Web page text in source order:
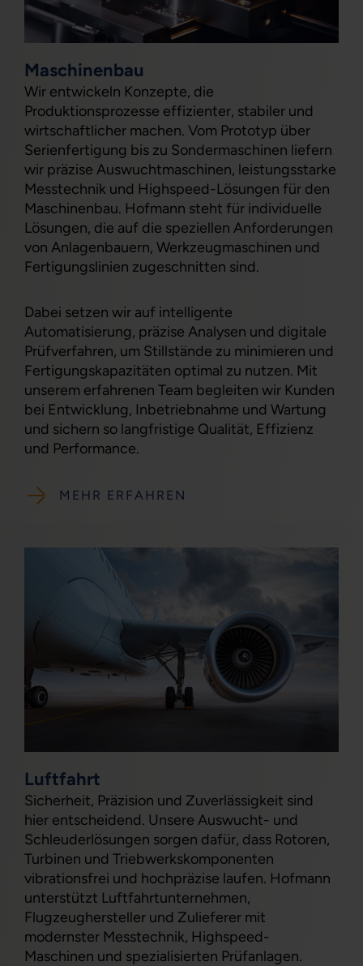
Maschinenbau
Wir entwickeln Konzepte, die
Produktionsprozesse effizienter, stabiler und
wirtschaftlicher machen. Vom Prototyp über
Serienfertigung bis zu Sondermaschinen liefern
wir präzise Auswuchtmaschinen, leistungsstarke
Messtechnik und Highspeed-Lösungen für den
Maschinenbau. Hofmann steht für individuelle
Lösungen, die auf die speziellen Anforderungen
von Anlagenbauern, Werkzeugmaschinen und
Fertigungslinien zugeschnitten sind.
Dabei setzen wir auf intelligente
Automatisierung, präzise Analysen und digitale
Prüfverfahren, um Stillstände zu minimieren und
Fertigungskapazitäten optimal zu nutzen. Mit
unserem erfahrenen Team begleiten wir Kunden
bei Entwicklung, Inbetriebnahme und Wartung
und sichern so langfristige Qualität, Effizienz
und Performance.
MEHR ERFAHREN
Luftfahrt
Sicherheit, Präzision und Zuverlässigkeit sind
hier entscheidend. Unsere Auswucht- und
Schleuderlösungen sorgen dafür, dass Rotoren,
Turbinen und Triebwerkskomponenten
vibrationsfrei und hochpräzise laufen. Hofmann
unterstützt Luftfahrtunternehmen,
Flugzeughersteller und Zulieferer mit
modernster Messtechnik, Highspeed-
Maschinen und spezialisierten Prüfanlagen.